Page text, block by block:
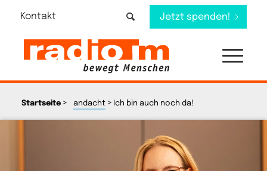
Kontakt Jetzt spenden!
Startseite> andacht> Ich bin auch noch da!